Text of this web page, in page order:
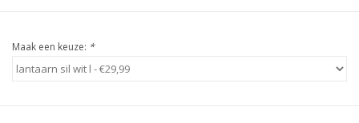
Maak een keuze: *